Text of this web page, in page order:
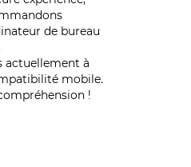
de bureau
actuellement à
mobile.
!